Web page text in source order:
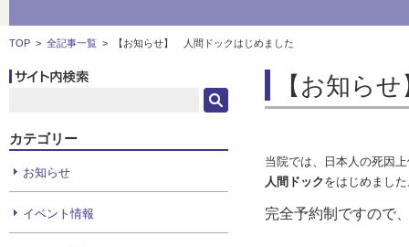
TOP > 全記事一覧 > 【お知らせ】 人間ドックはじめました
【お知ら
当院では、日本人の死因
人間ドックをはじめまし
完全予約制ですの
カテゴリー
お知らせ
イベント情報